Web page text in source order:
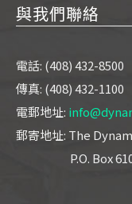
與我們聯絡
電話: (408) 432-8500
傳真: (408) 432-1100
電郵地址:
郵寄地址: The
P.O. Box